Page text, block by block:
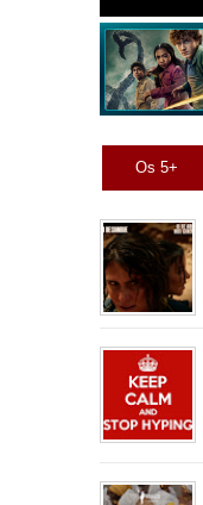
Os 5+